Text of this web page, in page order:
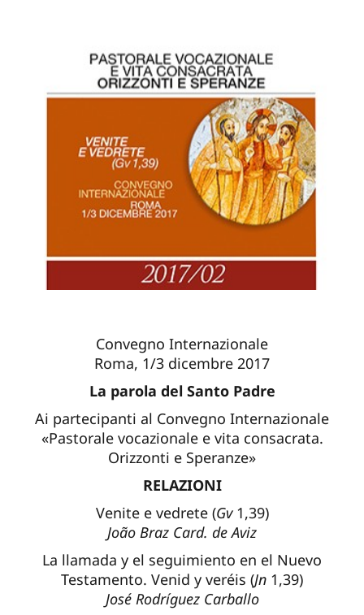
Convegno Internazionale
Roma, 1/3 dicembre 2017
La parola del Santo Padre
Ai partecipanti al Convegno Internazionale
«Pastorale vocazionale e vita consacrata.
Orizzonti e Speranze»
RELAZIONI
Venite e vedrete (Gv1,39)
João Braz Card. de Aviz
La llamada y el seguimiento en el Nuevo
Testamento. Venid y veréis (Jn 1,39)
José Rodríguez Carballo